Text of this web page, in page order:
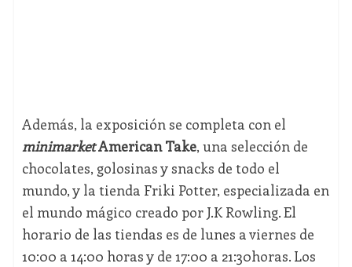
Además, la exposición se completa con el
minimarketAmerican Take, una selección de
chocolates, golosinas y snacks de todo el
mundo, y la tienda Friki Potter, especializada en
el mundo mágico creado por J.K Rowling. El
horario de las tiendas es de lunes a viernes de
10:00 a 14:00 horas y de 17:00 a 21:30horas. Los